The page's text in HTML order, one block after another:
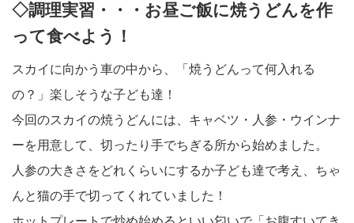
◇調理実習・・・お昼ご飯に焼うどんを作
って食べよう！
スカイに向かう車の中から、「焼うどんって何入れる
の？」楽しそうな子ども達！
今回のスカイの焼うどんには、キャベツ・人参・ウインナ
ーを用意して、切ったり手でちぎる所から始めました。
人参の大きさをどれくらいにするか子ども達で考え、ちゃ
んと猫の手で切ってくれていました！